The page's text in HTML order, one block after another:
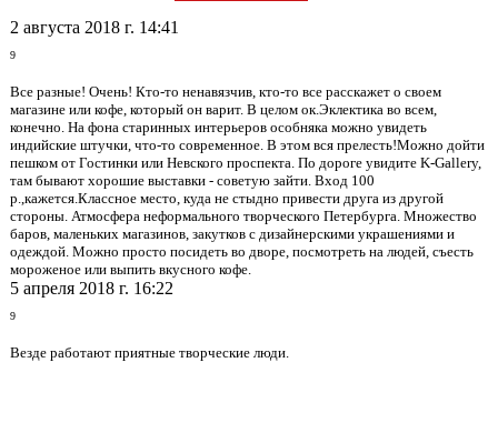
2 августа 2018 г. 14:41
9
Все разные! Очень! Кто-то ненавязчив, кто-то все расскажет о своем
магазине или кофе, который он варит. В целом ок.Эклектика во всем,
конечно. На фона старинных интерьеров особняка можно увидеть
индийские штучки, что-то современное. В этом вся прелесть!Можно дойти
пешком от Гостинки или Невского проспекта. По дороге увидите K-Gallery,
там бывают хорошие выставки - советую зайти. Вход 100
р.,кажется.Классное место, куда не стыдно привести друга из другой
стороны. Атмосфера неформального творческого Петербурга. Множество
баров, маленьких магазинов, закутков с дизайнерскими украшениями и
одеждой. Можно просто посидеть во дворе, посмотреть на людей, съесть
мороженое или выпить вкусного кофе.
5 апреля 2018 г. 16:22
9
Везде работают приятные творческие люди.